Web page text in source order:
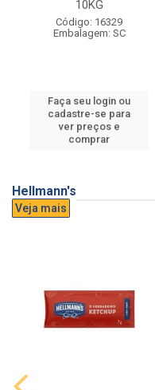
10KG
Código: 16329
Embalagem: SC
Faça seu login ou
cadastre-se para
ver preços e
comprar
Hellmann's
Veja mais